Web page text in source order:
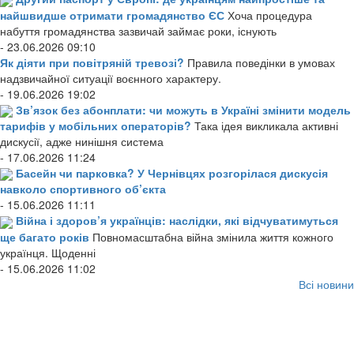
найшвидше отримати громадянство ЄС Хоча процедура
набуття громадянства зазвичай займає роки, існують
- 23.06.2026 09:10
Як діяти при повітряній тревозі? Правила поведінки в умовах
надзвичайної ситуації воєнного характеру.
- 19.06.2026 19:02
Зв’язок без абонплати: чи можуть в Україні змінити модель
тарифів у мобільних операторів? Така ідея викликала активні
дискусії, адже нинішня система
- 17.06.2026 11:24
Басейн чи парковка? У Чернівцях розгорілася дискусія
навколо спортивного об’єкта
- 15.06.2026 11:11
Війна і здоров’я українців: наслідки, які відчуватимуться
ще багато років Повномасштабна війна змінила життя кожного
українця. Щоденні
- 15.06.2026 11:02
Всі новини